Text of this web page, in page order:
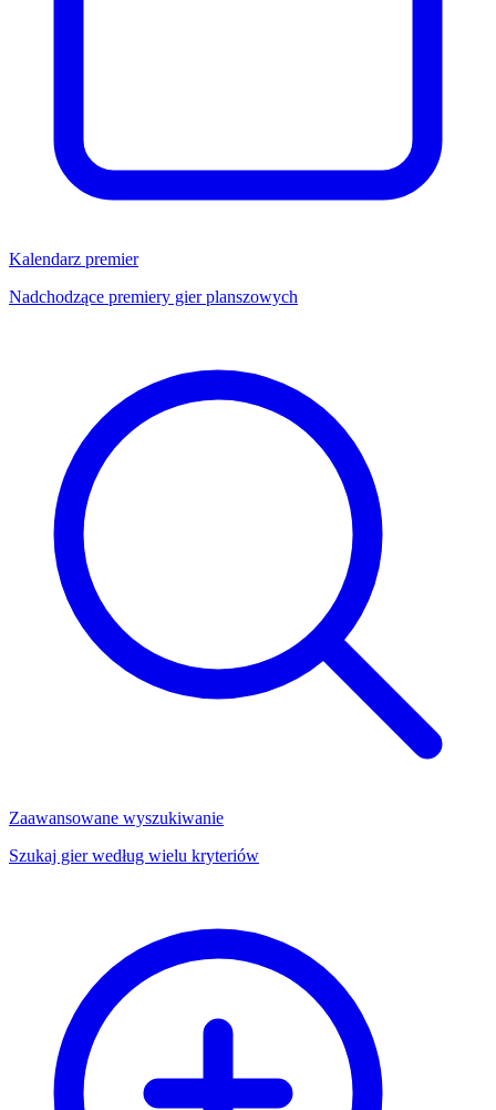
Kalendarz premier
Nadchodzące premiery gier planszowych
Zaawansowane wyszukiwanie
Szukaj gier według wielu kryteriów